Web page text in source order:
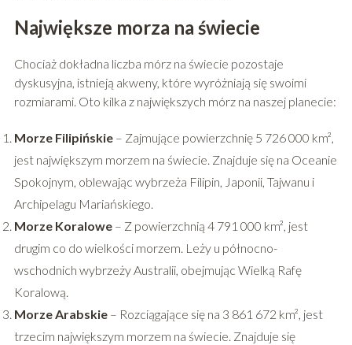
Największe morza na świecie
Chociaż dokładna liczba mórz na świecie pozostaje
dyskusyjna, istnieją akweny, które wyróżniają się swoimi
rozmiarami. Oto kilka z największych mórz na naszej planecie:
Morze Filipińskie– Zajmujące powierzchnię 5 726 000 km²,
jest największym morzem na świecie. Znajduje się na Oceanie
Spokojnym, oblewając wybrzeża Filipin, Japonii, Tajwanu i
Archipelagu Mariańskiego.
Morze Koralowe– Z powierzchnią 4 791 000 km², jest
drugim co do wielkości morzem. Leży u północno-
wschodnich wybrzeży Australii, obejmując Wielką Rafę
Koralową.
Morze Arabskie– Rozciągające się na 3 861 672 km², jest
trzecim największym morzem na świecie. Znajduje się